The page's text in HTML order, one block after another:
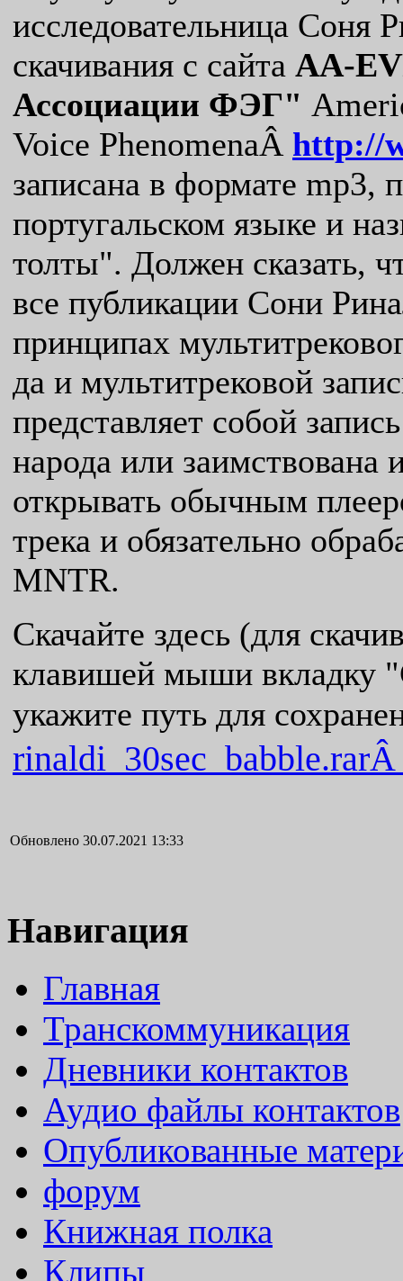
исследовательница Соня
скачивания с сайта AA-
Ассоциации ФЭГ"
Voice PhenomenaÂ http://
записана в формате mp3,
португальском языке и
толты". Должен сказать,
все публикации Сони
принципах
да и мультитрековой
представляет собой
народа или заимствована
открывать обычным
трека и обязательно
MNTR.
Скачайте здесь (для
клавишей мыши вкладку
укажите путь для
Обновлено 30.07.2021 13:33
Навигация
Главная
Транскоммуникация
Дневники контактов
Аудио файлы контактов
Опубликованные
форум
Книжная полка
Клипы